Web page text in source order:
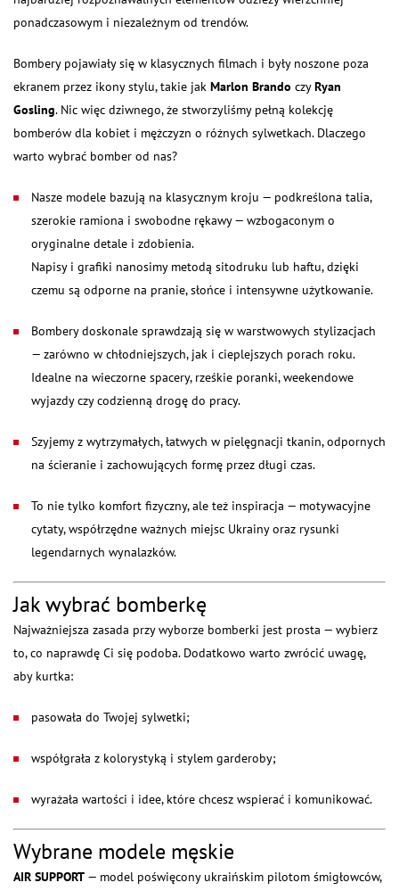
ponadczasowym i niezależnym od trendów.
Bombery pojawiały się w klasycznych filmach i były noszone poza
ekranem przez ikony stylu, takie jak Marlon Brando czyRyan
Gosling. Nic więc dziwnego, że stworzyliśmy pełną kolekcję
bomberów dla kobiet i mężczyzn o różnych sylwetkach. Dlaczego
warto wybrać bomber od nas?
Nasze modele bazują na klasycznym kroju — podkreślona talia,
szerokie ramiona i swobodne rękawy — wzbogaconym o
oryginalne detale i zdobienia.
Napisy i grafiki nanosimy metodą sitodruku lub haftu, dzięki
czemu są odporne na pranie, słońce i intensywne użytkowanie.
Bombery doskonale sprawdzają się w warstwowych stylizacjach
— zarówno w chłodniejszych, jak i cieplejszych porach roku.
Idealne na wieczorne spacery, rześkie poranki, weekendowe
wyjazdy czy codzienną drogę do pracy.
Szyjemy z wytrzymałych, łatwych w pielęgnacji tkanin, odpornych
na ścieranie i zachowujących formę przez długi czas.
To nie tylko komfort fizyczny, ale też inspiracja — motywacyjne
cytaty, współrzędne ważnych miejsc Ukrainy oraz rysunki
legendarnych wynalazków.
Jak wybrać bomberkę
Najważniejsza zasada przy wyborze bomberki jest prosta — wybierz
to, co naprawdę Ci się podoba. Dodatkowo warto zwrócić uwagę,
aby kurtka:
pasowała do Twojej sylwetki;
współgrała z kolorystyką i stylem garderoby;
wyrażała wartości i idee, które chcesz wspierać i komunikować.
Wybrane modele męskie
AIR SUPPORT — model poświęcony ukraińskim pilotom śmigłowców,